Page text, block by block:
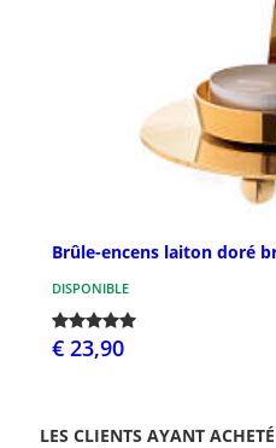
Brûle-encens laiton doré
DISPONIBLE
€ 23,90
LES CLIENTS AYANT